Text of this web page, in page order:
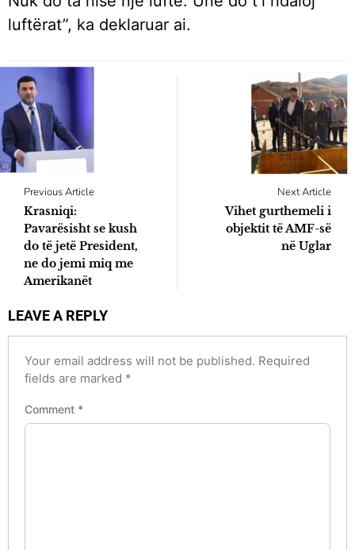
luftërat”, ka deklaruar ai.
Previous Article
Krasniqi:
Pavarësisht se kush
do të jetë President,
ne do jemi miq me
Amerikanët
Next Article
Vihet gurthemeli i
objektit të AMF-së
në Uglar
LEAVE A REPLY
Your email address will not be published. Required
fields are marked *
Comment *